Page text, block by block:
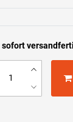
sofort